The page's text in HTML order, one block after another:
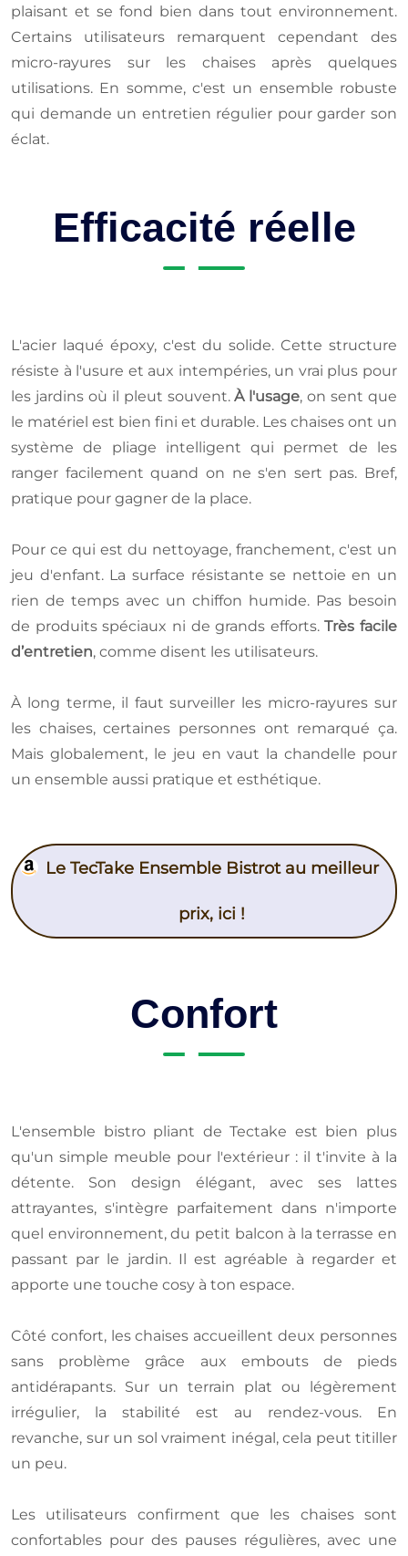
plaisant et se fond bien dans tout environnement.
Certains utilisateurs remarquent cependant des
micro-rayures sur les chaises après quelques
utilisations. En somme, c'est un ensemble robuste
qui demande un entretien régulier pour garder son
éclat.
Efficacité réelle
L'acier laqué époxy, c'est du solide. Cette structure
résiste à l'usure et aux intempéries, un vrai plus pour
les jardins où il pleut souvent.À l'usage, on sent que
le matériel est bien fini et durable. Les chaises ont un
système de pliage intelligent qui permet de les
ranger facilement quand on ne s'en sert pas. Bref,
pratique pour gagner de la place.
Pour ce qui est du nettoyage, franchement, c'est un
jeu d'enfant. La surface résistante se nettoie en un
rien de temps avec un chiffon humide. Pas besoin
de produits spéciaux ni de grands efforts.Très facile
d’entretien, comme disent les utilisateurs.
À long terme, il faut surveiller les micro-rayures sur
les chaises, certaines personnes ont remarqué ça.
Mais globalement, le jeu en vaut la chandelle pour
un ensemble aussi pratique et esthétique.
Le TecTake Ensemble Bistrot au meilleur
prix, ici !
Confort
L'ensemble bistro pliant de Tectake est bien plus
qu'un simple meuble pour l'extérieur : il t'invite à la
détente. Son design élégant, avec ses lattes
attrayantes, s'intègre parfaitement dans n'importe
quel environnement, du petit balcon à la terrasse en
passant par le jardin. Il est agréable à regarder et
apporte une touche cosy à ton espace.
Côté confort, les chaises accueillent deux personnes
sans problème grâce aux embouts de pieds
antidérapants. Sur un terrain plat ou légèrement
irrégulier, la stabilité est au rendez-vous. En
revanche, sur un sol vraiment inégal, cela peut titiller
un peu.
Les utilisateurs confirment que les chaises sont
confortables pour des pauses régulières, avec une